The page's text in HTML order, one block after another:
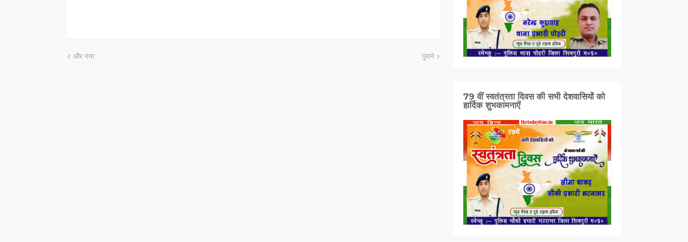
और नया पुराने
79 वीं स्वतंत्रता दिवस की सभी देशवासियों को
हार्दिक शुभकामनाऐं